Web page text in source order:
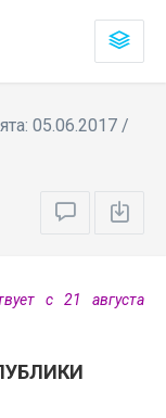
05.06.2017 /
с 21 августа